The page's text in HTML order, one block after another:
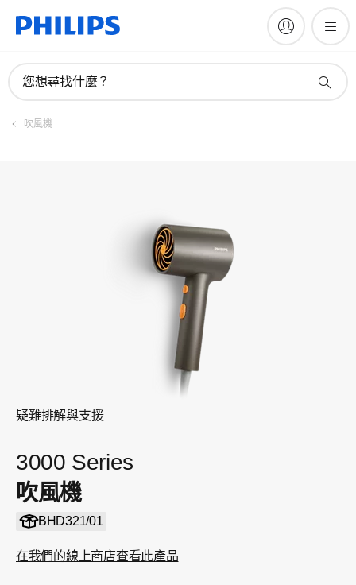
您想尋找什麼？
吹風機
疑難排解與支援
3000 Series
吹風機
BHD321/01
在我們的線上商店查看此產品
註冊產品